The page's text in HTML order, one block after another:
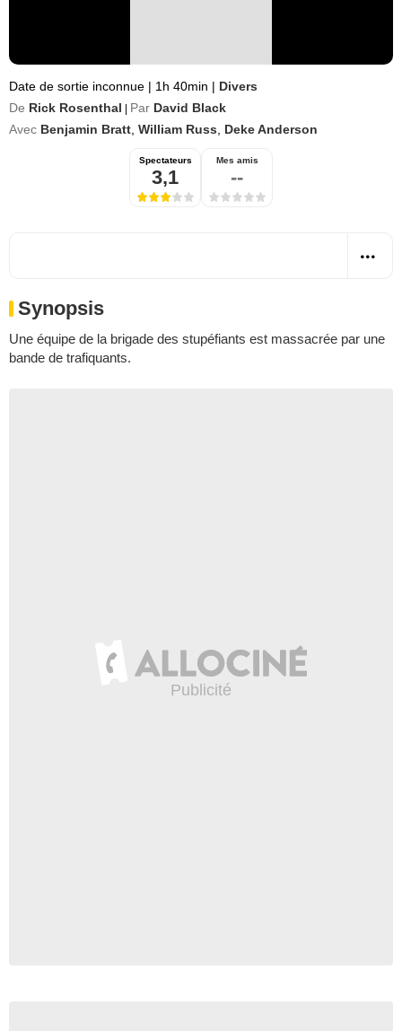
Date de sortie inconnue | 1h 40min | Divers
De Rick Rosenthal Par David Black
Avec Benjamin Bratt William Russ Deke Anderson
Spectateurs
3,1
Mes amis
--
Synopsis
Une équipe de la brigade des stupéfiants est massacrée par une
bande de trafiquants.